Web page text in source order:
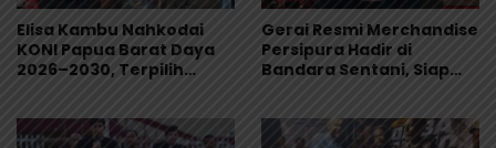
Elisa Kambu Nahkodai
KONI Papua Barat Daya
2026–2030, Terpilih
Gerai Resmi Merchandise
Persipura Hadir di
Bandara Sentani, Siap